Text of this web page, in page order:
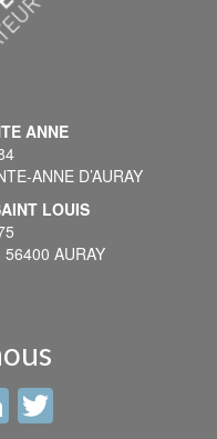
ANNE
ANNE D’AURAY
LOUIS
AURAY
LinkedIn